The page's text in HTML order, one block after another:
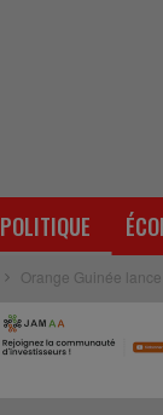
POLITIQUE
Orange Guinée